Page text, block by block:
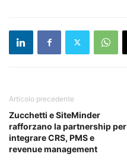
Articolo precedente
Zucchetti e SiteMinder
rafforzano la partnership per
integrare CRS, PMS e
revenue management